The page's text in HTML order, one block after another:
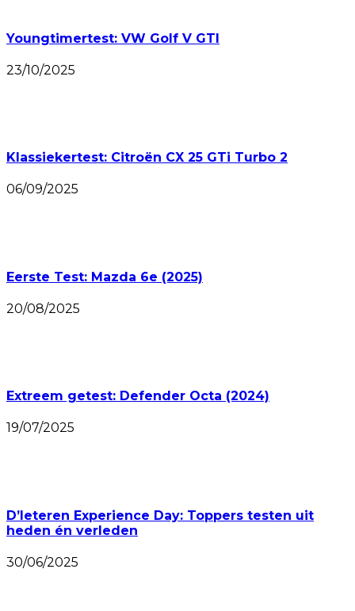
Youngtimertest: VW Golf V GTI
23/10/2025
Klassiekertest: Citroën CX 25 GTi Turbo 2
06/09/2025
Eerste Test: Mazda 6e (2025)
20/08/2025
Extreem getest: Defender Octa (2024)
19/07/2025
D’Ieteren Experience Day: Toppers testen uit
heden én verleden
30/06/2025